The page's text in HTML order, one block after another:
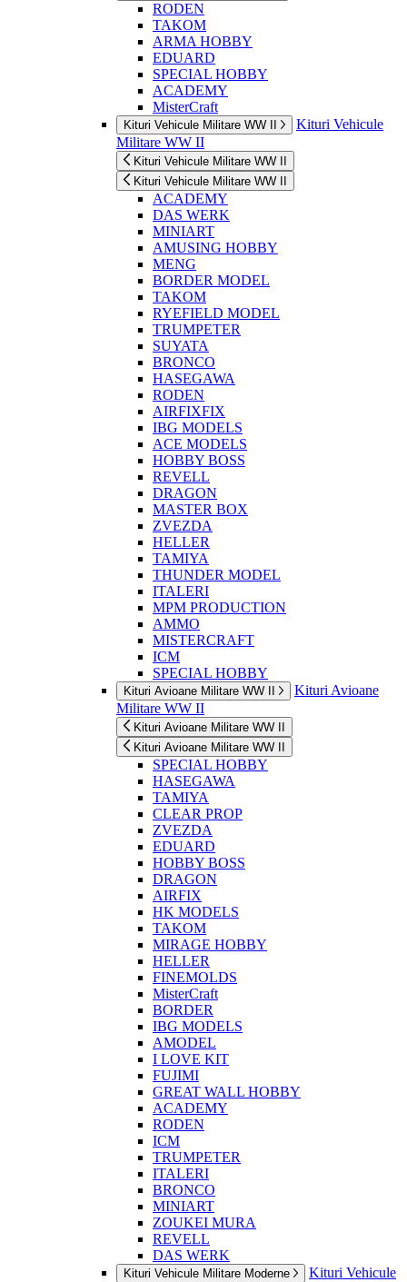
RODEN
TAKOM
ARMA HOBBY
EDUARD
SPECIAL HOBBY
ACADEMY
MisterCraft
Kituri Vehicule Militare WW II
Kituri Vehicule
Militare WW II
Kituri Vehicule Militare WW II
Kituri Vehicule Militare WW II
ACADEMY
DAS WERK
MINIART
AMUSING HOBBY
MENG
BORDER MODEL
TAKOM
RYEFIELD MODEL
TRUMPETER
SUYATA
BRONCO
HASEGAWA
RODEN
AIRFIXFIX
IBG MODELS
ACE MODELS
HOBBY BOSS
REVELL
DRAGON
MASTER BOX
ZVEZDA
HELLER
TAMIYA
THUNDER MODEL
ITALERI
MPM PRODUCTION
AMMO
MISTERCRAFT
ICM
SPECIAL HOBBY
Kituri Avioane Militare WW II
Kituri Avioane
Militare WW II
Kituri Avioane Militare WW II
Kituri Avioane Militare WW II
SPECIAL HOBBY
HASEGAWA
TAMIYA
CLEAR PROP
ZVEZDA
EDUARD
HOBBY BOSS
DRAGON
AIRFIX
HK MODELS
TAKOM
MIRAGE HOBBY
HELLER
FINEMOLDS
MisterCraft
BORDER
IBG MODELS
AMODEL
I LOVE KIT
FUJIMI
GREAT WALL HOBBY
ACADEMY
RODEN
ICM
TRUMPETER
ITALERI
BRONCO
MINIART
ZOUKEI MURA
REVELL
DAS WERK
Kituri Vehicule Militare Moderne
Kituri Vehicule